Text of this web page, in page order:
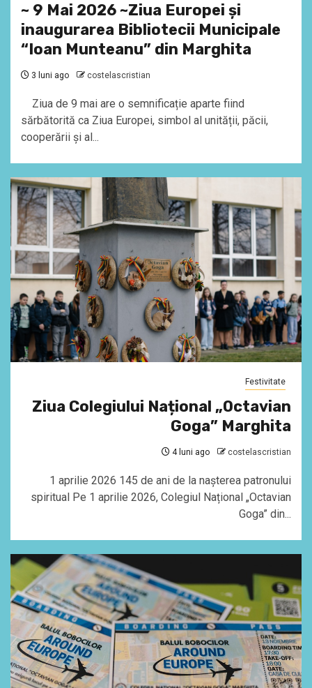
~ 9 Mai 2026 ~Ziua Europei și
inaugurarea Bibliotecii Municipale
“Ioan Munteanu” din Marghita
3 luni ago costelascristian
Ziua de 9 mai are o semnificație aparte fiind
sărbătorită ca Ziua Europei, simbol al unității, păcii,
cooperării și al...
Festivitate
Ziua Colegiului Național „Octavian
Goga” Marghita
4 luni ago costelascristian
1 aprilie 2026 145 de ani de la nașterea patronului
spiritual Pe 1 aprilie 2026, Colegiul Național „Octavian
Goga” din...